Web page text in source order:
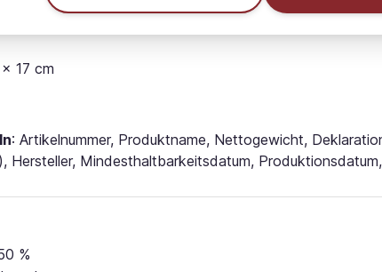
Plastiktüte verpackt, die in einer FSC-zertifizierten
17 cm
: Artikelnummer, Produktname, Nettogewicht,
Hersteller, Mindesthaltbarkeitsdatum,
%